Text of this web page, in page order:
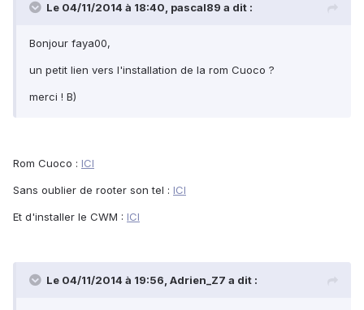
Le 04/11/2014 à 18:40, pascal89 a dit :
Bonjour faya00,
un petit lien vers l'installation de la rom Cuoco ?
merci ! B)
Rom Cuoco : ICI
Sans oublier de rooter son tel : ICI
Et d'installer le CWM : ICI
Le 04/11/2014 à 19:56, Adrien_Z7 a dit :